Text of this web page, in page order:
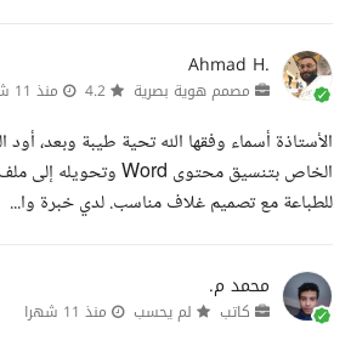
Ahmad H.
مصمم هوية بصرية منذ 11 شهرا
الأستاذة أسماء وفقها الله تحية طيبة وبعد،
للطباعة مع تصميم غلاف مناسب. لدي خبرة وا...
محمد م.
كاتب لم يحسب منذ 11 شهرا